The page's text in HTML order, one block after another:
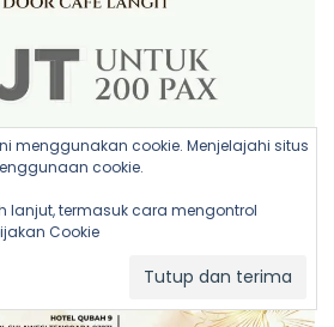
menggunakan cookie. Menjelajahi situs
cookie.
lanjut, termasuk cara mengontrol
Cookie